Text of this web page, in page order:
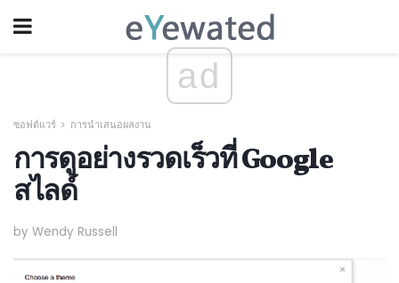
ad
ซอฟต์แวร์ การนำเสนอผลงาน
การดูอย่างรวดเร็วที่ Google
สไลด์
by Wendy Russell